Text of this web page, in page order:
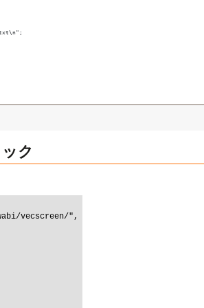
ク